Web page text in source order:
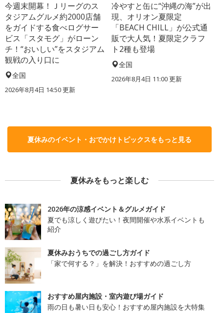
今週末開幕！Ｊリーグのス
タジアムグルメ約2000店舗
をガイドする食べログサー
ビス「スタモグ」がローン
チ！“おいしい”をスタジアム
観戦の入り口に
全国
2026年8月4日 14:50更新
冷やすと缶に“沖縄の海”が出
現、オリオン夏限定
「BEACH CHILL」が公式通
販で大人気！夏限定クラフ
ト2種も登場
全国
2026年8月4日 11:00更新
夏休みのイベント・おでかけトピックスをもっと見る
夏休みをもっと楽しむ
2026年の涼感イベント＆グルメガイド
夏でも涼しく遊びたい！夜間開催や水系イベントも
紹介
夏休みおうちでの過ごし方ガイド
「家で何する？」を解決！おすすめの過ごし方
おすすめ屋内施設・室内遊び場ガイド
雨の日も暑い日も安心！おすすめ屋内施設を大特集